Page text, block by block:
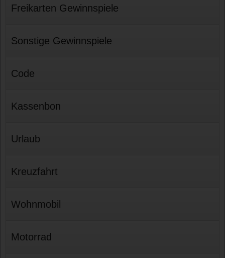
Freikarten Gewinnspiele
Sonstige Gewinnspiele
Code
Kassenbon
Urlaub
Kreuzfahrt
Wohnmobil
Motorrad